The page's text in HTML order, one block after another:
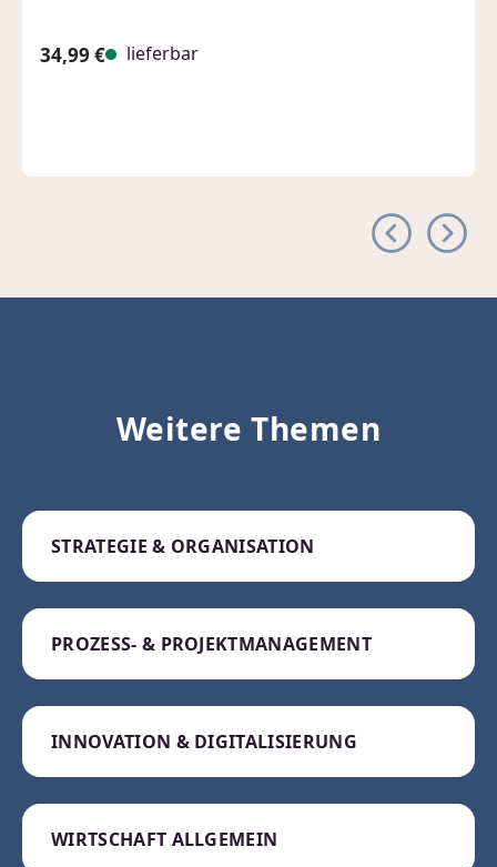
34,99 € lieferbar
Weitere Themen
STRATEGIE & ORGANISATION
PROZESS- & PROJEKTMANAGEMENT
INNOVATION & DIGITALISIERUNG
WIRTSCHAFT ALLGEMEIN